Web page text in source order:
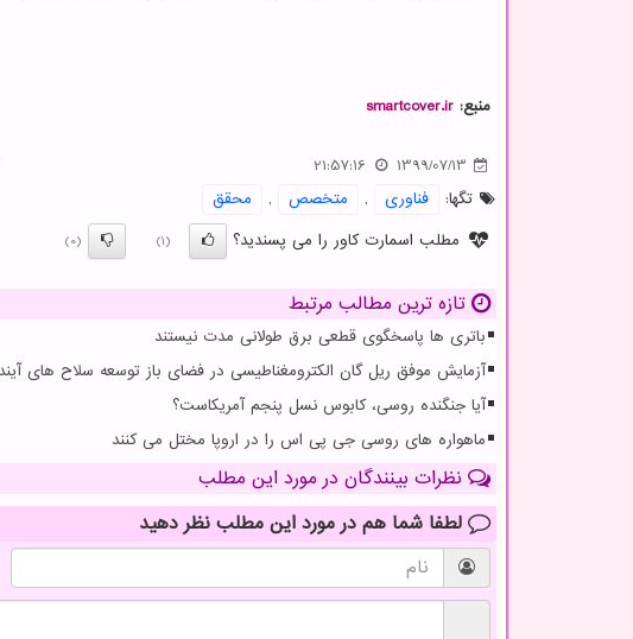
منبع: smartcover.ir
1399/07/13
21:57:16
تگها:
فناوری , متخصص ,
محقق
مطلب اسمارت کاور را می پسندید؟
(1)
(0)
تازه ترین مطالب مرتبط
باتری ها پاسخگوی قطعی برق طولانی مدت نیستند
آزمایش موفق ریل گان الکترومغناطیسی در فضای باز توسعه سلاح های
آیا جنگنده روسی، کابوس نسل پنجم آمریکاست؟
ماهواره های روسی جی پی اس را در اروپا مختل می کنند
نظرات بینندگان در مورد این مطلب
لطفا شما هم در مورد این مطلب نظر دهید